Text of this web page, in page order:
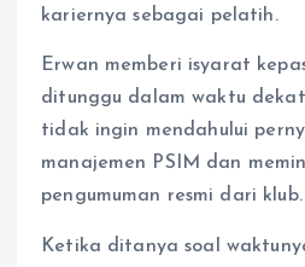
kariernya sebagai pelatih.
Erwan memberi isyarat
ditunggu dalam waktu
tidak ingin mendahului
manajemen PSIM dan
pengumuman resmi dari klub.
Ketika ditanya soal